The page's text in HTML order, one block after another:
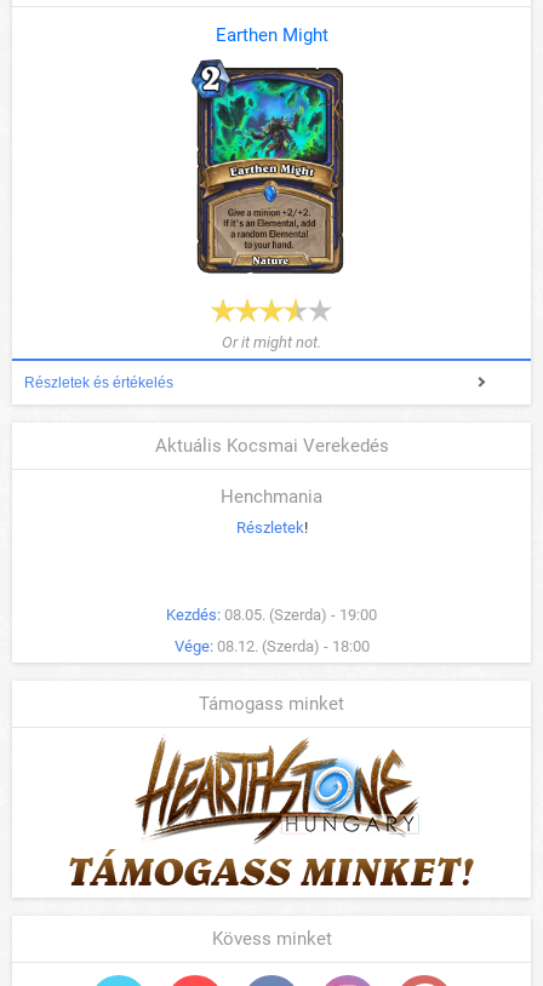
Earthen Might
Or it might not.
Részletek és értékelés
Aktuális Kocsmai Verekedés
Henchmania
Részletek!
Kezdés: 08.05. (Szerda) - 19:00
Vége: 08.12. (Szerda) - 18:00
Támogass minket
Kövess minket